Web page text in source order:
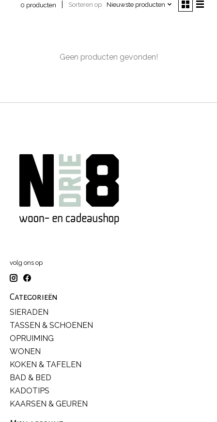
0 producten Sorteren op Nieuwste producten
Geen producten gevonden!
volg ons op
Categorieën
SIERADEN
TASSEN & SCHOENEN
OPRUIMING
WONEN
KOKEN & TAFELEN
BAD & BED
KADOTIPS
KAARSEN & GEUREN